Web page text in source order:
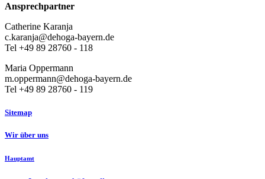
Ansprechpartner
Catherine Karanja
c.karanja@dehoga-bayern.de
Tel +49 89 28760 - 118
Maria Oppermann
m.oppermann@dehoga-bayern.de
Tel +49 89 28760 - 119
Sitemap
Wir über uns
Hauptamt